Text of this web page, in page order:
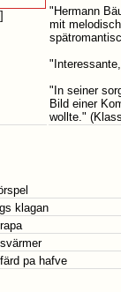
]
"Hermann
mit
"In seiner
Bild einer
wollte."
klagan
pa hafve